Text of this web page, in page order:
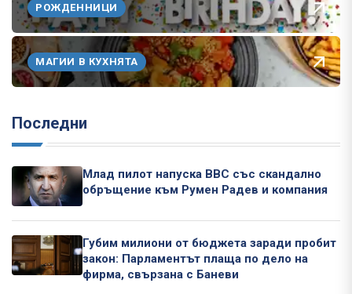
РОЖДЕННИЦИ
МАГИИ В КУХНЯТА
Последни
Млад пилот напуска ВВС със скандално
обръщение към Румен Радев и компания
Губим милиони от бюджета заради пробит
закон: Парламентът плаща по дело на
фирма, свързана с Баневи